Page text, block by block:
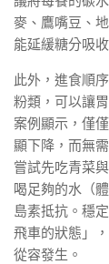
麥、鷹嘴豆、
能延緩糖分吸
此外，進食順
粉類，可以讓
案例顯示，僅
顯下降，而無
嘗試先吃青菜
喝足夠的水（
島素抵抗。穩
飛車的狀態」
從容發生。